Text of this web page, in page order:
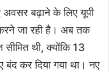
अवसर बढ़ाने के लिए यूपी
जा रही है। अब तक
सीमित थी, क्योंकि 13
बंद कर दिया गया था। नए